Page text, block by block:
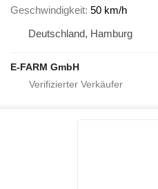
Geschwindigkeit 50 km/h
Deutschland, Hamburg
E-FARM GmbH